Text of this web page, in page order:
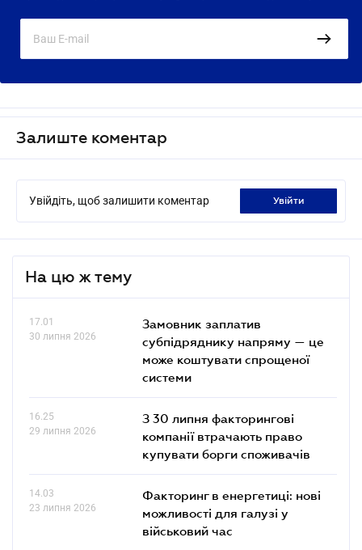
Залиште коментар
Увійдіть, щоб залишити коментар увійти
На цю ж тему
17.01
30 липня 2026
Замовник заплатив
субпідряднику напряму — це
може коштувати спрощеної
системи
16.25
29 липня 2026
З 30 липня факторингові
компанії втрачають право
купувати борги споживачів
14.03
23 липня 2026
Факторинг в енергетиці: нові
можливості для галузі у
військовий час